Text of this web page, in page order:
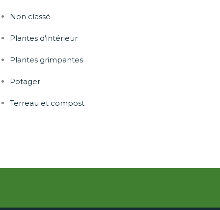
Non classé
Plantes d'intérieur
Plantes grimpantes
Potager
Terreau et compost